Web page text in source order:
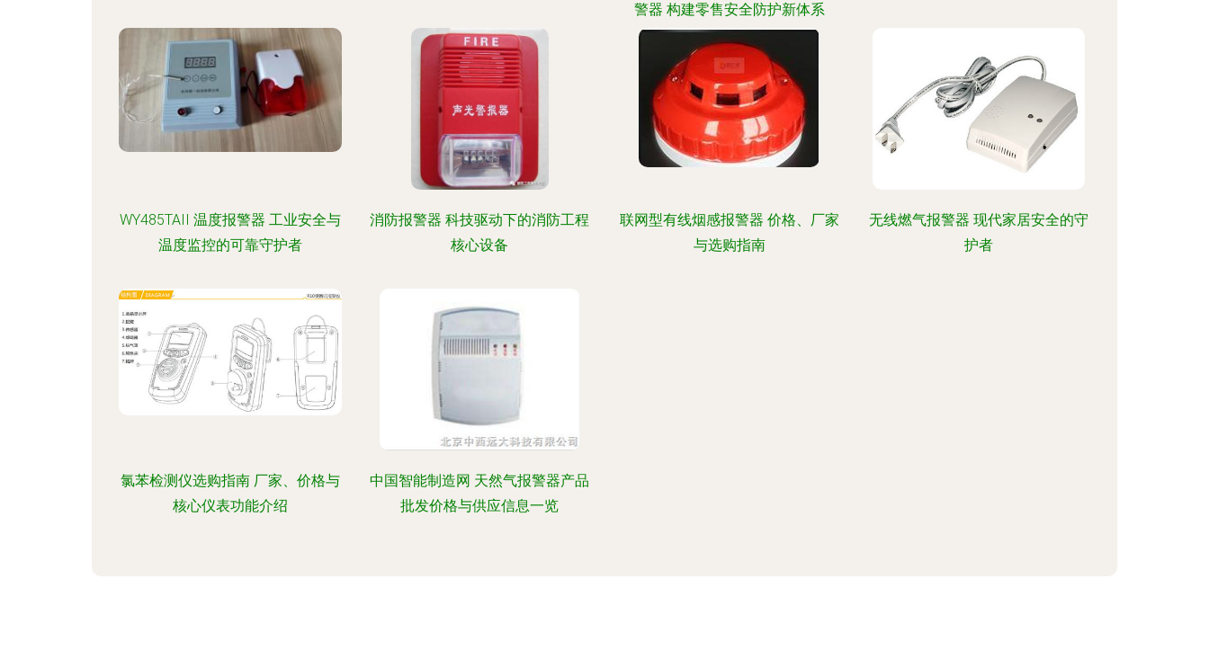
警器 构建零售安全防护新体系
WY485TAII 温度报警器 工业安全与
温度监控的可靠守护者
消防报警器 科技驱动下的消防工程
核心设备
联网型有线烟感报警器 价格、厂家
与选购指南
无线燃气报警器 现代家居安全的守
护者
氯苯检测仪选购指南 厂家、价格与
核心仪表功能介绍
中国智能制造网 天然气报警器产品
批发价格与供应信息一览